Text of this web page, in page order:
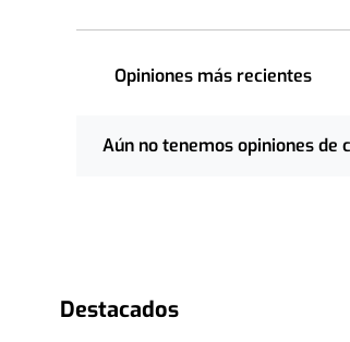
Opiniones más recientes
Aún no tenemos opiniones de
Destacados